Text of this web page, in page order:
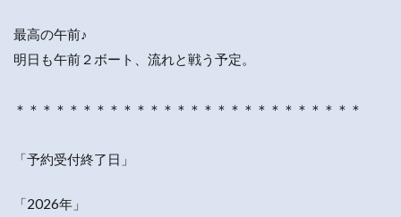
最高の午前♪
明日も午前２ボート、流れと戦う予定。
＊＊＊＊＊＊＊＊＊＊＊＊＊＊＊＊＊＊＊＊＊＊＊＊＊＊
「予約受付終了日」
「2026年」